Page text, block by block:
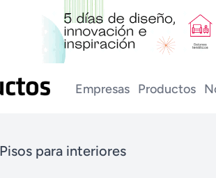
Empresas Productos
Pisos para interiores